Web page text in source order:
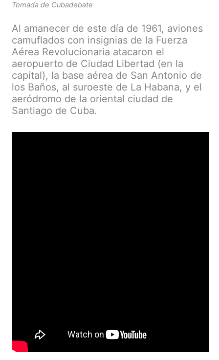
Tomada de Cubadebate
Al amanecer de este día de 1961, aviones
camuflados con insignias de la Fuerza
Aérea Revolucionaria atacaron el
aeropuerto de Ciudad Libertad (en la
capital), la base aérea de San Antonio de
los Baños, al suroeste de La Habana, y el
aeródromo de la oriental ciudad de
Santiago de Cuba.